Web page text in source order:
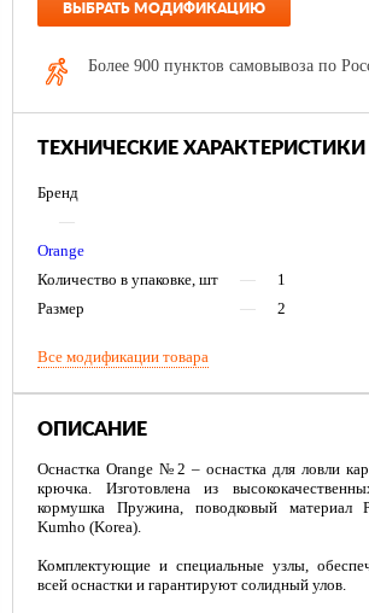
ВЫБРАТЬ МОДИФИКАЦИЮ
Более 900 пунктов самовывоза по
ТЕХНИЧЕСКИЕ ХАРАКТЕРИСТИКИ
Бренд
—
Orange
Количество в упаковке, шт
—
1
Размер
— 2
Все модификации товара
ОПИСАНИЕ
Оснастка Orange №2 – оснастка для ловли
крючка. Изготовлена из
кормушка Пружина, поводковый материал
Kumho (Korea).
Комплектующие и специальные узлы,
всей оснастки и гарантируют солидный улов.